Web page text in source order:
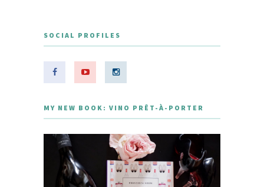
SOCIAL PROFILES
MY NEW BOOK: VINO PRÊT-À-PORTER